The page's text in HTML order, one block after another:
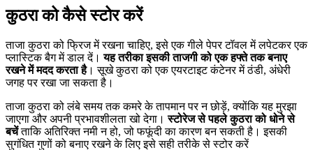
कुठरा को कैसे स्टोर करें
ताजा कुठरा को फ्रिज में रखना चाहिए, इसे एक गीले पेपर टॉवल में लपेटकर एक
प्लास्टिक बैग में डाल दें।यह तरीका इसकी ताजगी को एक हफ्ते तक बनाए
रखने में मदद करता है। सूखे कुठरा को एक एयरटाइट कंटेनर में ठंडी, अंधेरी
जगह पर रखा जा सकता है।
ताजा कुठरा को लंबे समय तक कमरे के तापमान पर न छोड़ें, क्योंकि यह मुरझा
जाएगा और अपनी प्रभावशीलता खो देगा।स्टोरेज से पहले कुठरा को धोने से
बचेंताकि अतिरिक्त नमी न हो, जो फफूंदी का कारण बन सकती है। इसकी
सुगंधित गुणों को बनाए रखने के लिए इसे सही तरीके से स्टोर करें